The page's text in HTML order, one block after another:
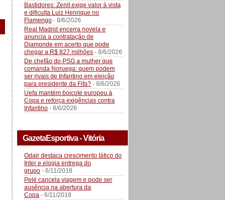
Bastidores: Zenit exige valor à vista
e dificulta Luiz Henrique no
Flamengo - 8/6/2026
Real Madrid encerra novela e
anuncia a contratação de
Diamonde em acerto que pode
chegar a R$ 827 milhões - 8/6/2026
De chefão do PSG a mulher que
comanda Noruega: quem podem
ser rivais de Infantino em eleição
para presidente da Fifa? - 8/6/2026
Uefa mantém boicote europeu à
Copa e reforça exigências contra
Infantino - 8/6/2026
GazetaEsportiva - Vitória
Odair destaca crescimento tático do
Inter e elogia entrega do
grupo - 6/11/2018
Pelé cancela viagem e pode ser
ausência na abertura da
Copa - 6/11/2018